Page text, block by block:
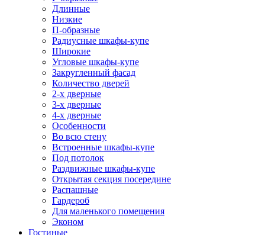
Длинные
Низкие
П-образные
Радиусные шкафы-купе
Широкие
Угловые шкафы-купе
Закругленный фасад
Количество дверей
2-х дверные
3-х дверные
4-х дверные
Особенности
Во всю стену
Встроенные шкафы-купе
Под потолок
Раздвижные шкафы-купе
Открытая секция посередине
Распашные
Гардероб
Для маленького помещения
Эконом
Гостиные